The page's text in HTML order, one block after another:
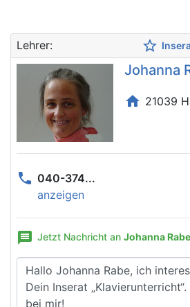
Lehrer: star_border
Johanna
home 21039
phone 040-374...
anzeigen
message Jetzt Nachricht an Johanna Rabe